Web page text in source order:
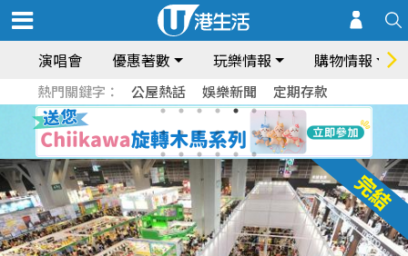
演唱會 優惠著數 玩樂情報 購物情報
熱門關鍵字： 公屋熱話 娛樂新聞 定期存款